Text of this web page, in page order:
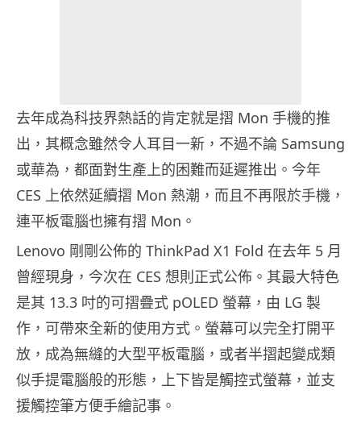
去年成為科技界熱話的肯定就是摺 Mon 手機的推
出，其概念雖然令人耳目一新，不過不論 Samsung
或華為，都面對生產上的困難而延遲推出。今年
CES 上依然延續摺 Mon 熱潮，而且不再限於手機，
連平板電腦也擁有摺 Mon。
Lenovo 剛剛公佈的 ThinkPad X1 Fold 在去年 5 月
曾經現身，今次在 CES 想則正式公佈。其最大特色
是其 13.3 吋的可摺疊式 pOLED 螢幕，由 LG 製
作，可帶來全新的使用方式。螢幕可以完全打開平
放，成為無縫的大型平板電腦，或者半摺起變成類
似手提電腦般的形態，上下皆是觸控式螢幕，並支
援觸控筆方便手繪記事。